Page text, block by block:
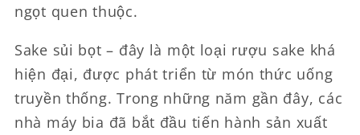
ngọt quen thuộc.
Sake sủi bọt – đây là một loại rượu sake khá
hiện đại, được phát triển từ món thức uống
truyền thống. Trong những năm gần đây, các
nhà máy bia đã bắt đầu tiến hành sản xuất